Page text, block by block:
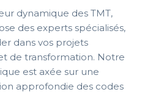
dynamique des TMT,
des experts spécialisés,
dans vos projets
de transformation. Notre
est axée sur une
approfondie des codes